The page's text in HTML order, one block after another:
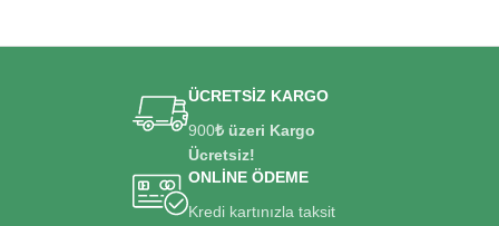
ÜCRETSİZ KARGO
900₺ üzeri Kargo
Ücretsiz!
ONLİNE ÖDEME
Kredi kartınızla taksit